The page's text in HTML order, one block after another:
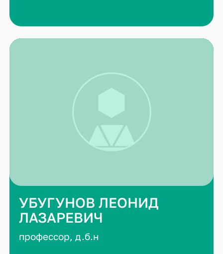
УБУГУНОВ ЛЕОНИД
ЛАЗАРЕВИЧ
профессор, д.б.н